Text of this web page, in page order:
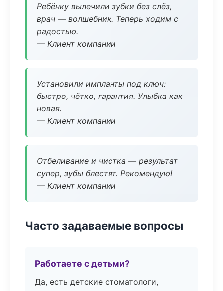
Ребёнку вылечили зубки без слёз,
врач — волшебник. Теперь ходим с
радостью.
— Клиент компании
Установили импланты под ключ:
быстро, чётко, гарантия. Улыбка как
новая.
— Клиент компании
Отбеливание и чистка — результат
супер, зубы блестят. Рекомендую!
— Клиент компании
Часто задаваемые вопросы
Работаете с детьми?
Да, есть детские стоматологи,